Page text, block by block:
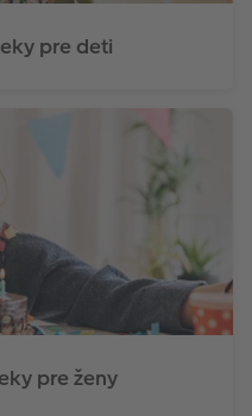
pre deti
pre ženy